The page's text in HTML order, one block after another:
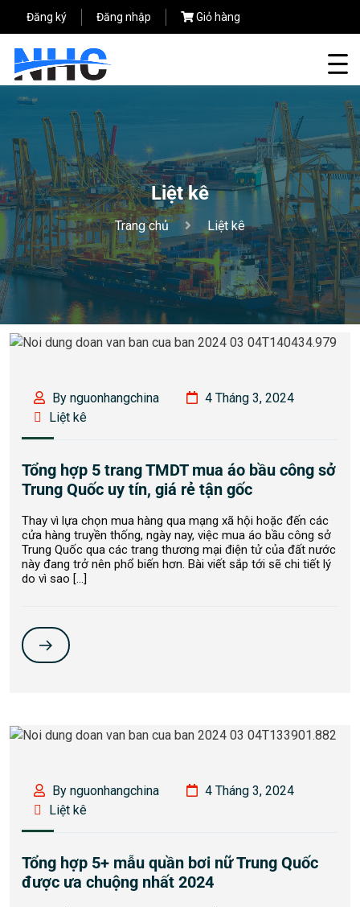
Đăng ký Đăng nhập Giỏ hàng
Liệt kê
Trang chủ Liệt kê
By nguonhangchina
4 Tháng 3, 2024
Liệt kê
Tổng hợp 5 trang TMDT mua áo bầu công sở
Trung Quốc uy tín, giá rẻ tận gốc
Thay vì lựa chọn mua hàng qua mạng xã hội hoặc đến các
cửa hàng truyền thống, ngày nay, việc mua áo bầu công sở
Trung Quốc qua các trang thương mại điện tử của đất nước
này đang trở nên phổ biến hơn. Bài viết sắp tới sẽ chi tiết lý
do vì sao […]
By nguonhangchina
4 Tháng 3, 2024
Liệt kê
Tổng hợp 5+ mẫu quần bơi nữ Trung Quốc
được ưa chuộng nhất 2024